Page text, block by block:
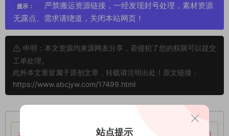
提示：
严禁搬运资源链接，一经发现封号处理，素材资源
无露点、需求请绕道，关闭本站网页！
申明：本文资源均来源网友分享，若侵犯了您的权限可以提交
工单处理。
此外本文章皆属于原创文章，转载请注明出处！原文链接：
https://www.abcjyw.com/17499.html
本站资源均来自网络分享，如有侵犯你的权益请私信留言 收到
站点提示